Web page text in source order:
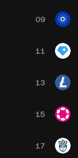
09
11
13
15
17